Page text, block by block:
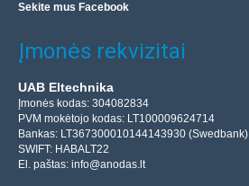
Sekite mus Facebook
Įmonės rekvizitai
UAB Eltechnika
Įmonės kodas: 304082834
PVM mokėtojo kodas: LT100009624714
Bankas: LT367300010144143930 (Swedbank)
SWIFT: HABALT22
El. paštas: info@anodas.lt